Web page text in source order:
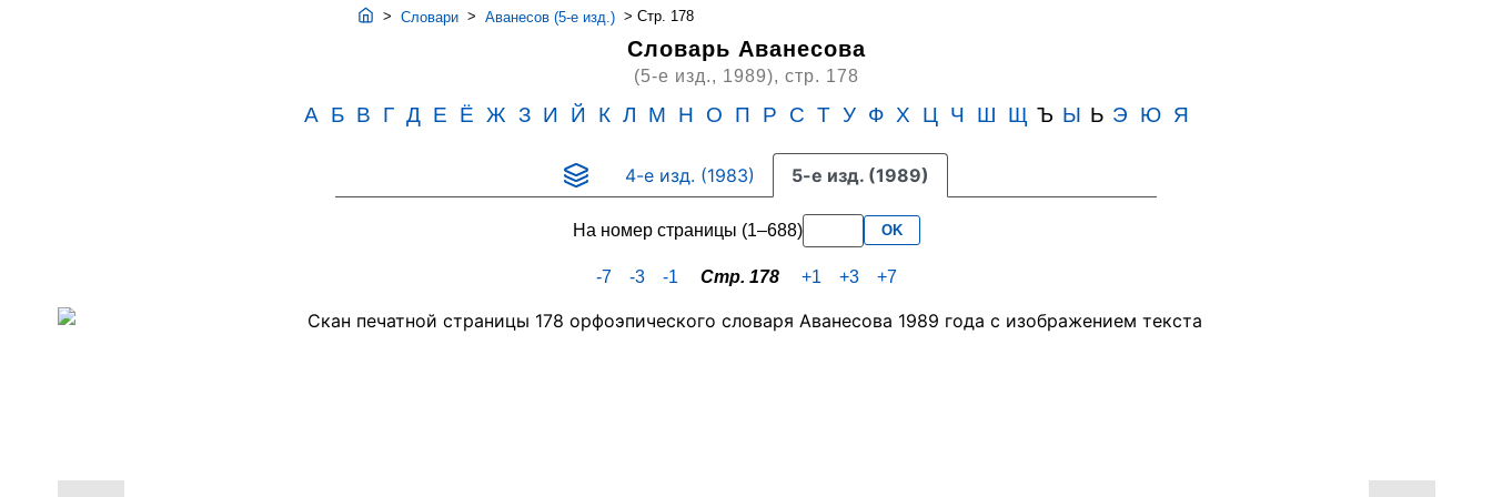
> Словари > Аванесов (5-е изд.) > Стр. 178
Словарь Аванесова
(5-е изд., 1989), стр. 178
А Б В Г Д Е Ё Ж З И Й К Л М Н О П Р С Т У Ф Х Ц Ч Ш Щ Ъ Ы Ь Э Ю Я
4-е изд. (1983) 5-е изд. (1989)
На номер страницы (1–688) OK
-7 -3 -1 Стр. 178 +1 +3 +7
Скан